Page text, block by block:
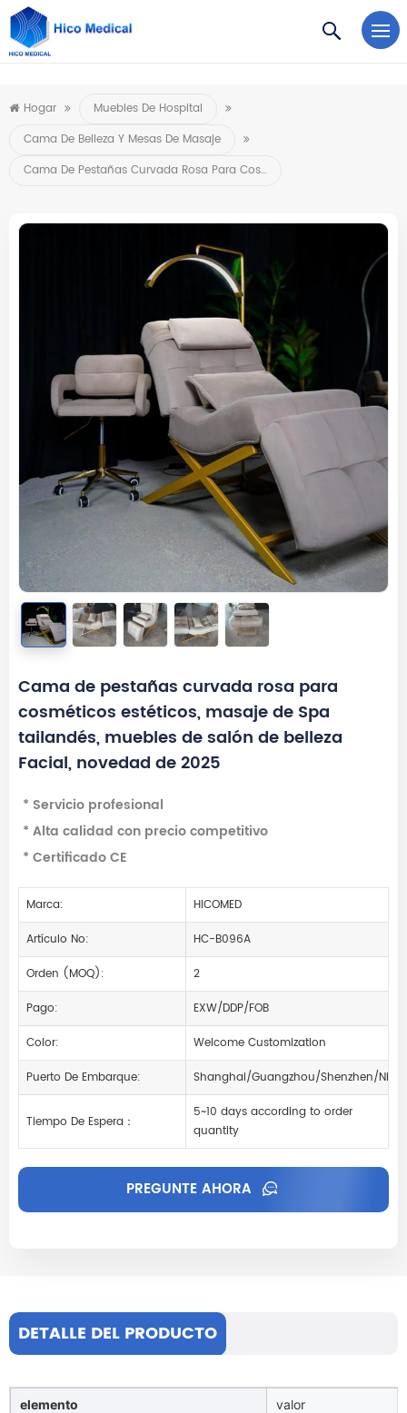
https://www.microsoft.com/en-us/microsoft-teams/log-in
Hogar
Muebles De Hospital
Cama De Belleza Y Mesas De Masaje
Cama De Pestañas Curvada Rosa Para Cosméticos Estéticos, Masaje De Spa Tailandés, Muebles De Salón De Belleza Facial, Novedad De 2025
Cama de pestañas curvada rosa para
cosméticos estéticos, masaje de Spa
tailandés, muebles de salón de belleza
Facial, novedad de 2025
* Servicio profesional
* Alta calidad con precio competitivo
* Certificado CE
Marca:
HICOMED
Artículo No:
HC-B096A
Orden (MOQ):
2
Pago:
EXW/DDP/FOB
Color:
Welcome Customization
Puerto De Embarque:
Shanghai/Guangzhou/Shenzhen/
Tiempo De Espera：
5~10 days according to order
quantity
PREGUNTE AHORA
DETALLE DEL PRODUCTO
elemento valor